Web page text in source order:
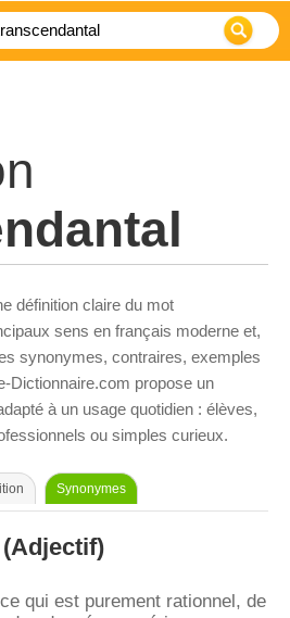
définition claire du mot
sens en français moderne et,
synonymes, contraires, exemples
Dictionnaire.com propose un
à un usage quotidien : élèves,
ou simples curieux.
Synonymes
(Adjectif)
qui est purement rationnel, de